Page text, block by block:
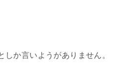
しか言いようがありません。